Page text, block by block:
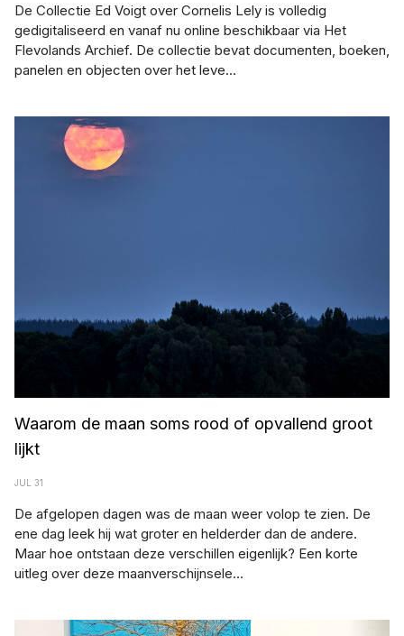
De Collectie Ed Voigt over Cornelis Lely is volledig
gedigitaliseerd en vanaf nu online beschikbaar via Het
Flevolands Archief. De collectie bevat documenten, boeken,
panelen en objecten over het leve...
Foto: Deen Guldemond
Waarom de maan soms rood of opvallend groot
lijkt
JUL 31
De afgelopen dagen was de maan weer volop te zien. De
ene dag leek hij wat groter en helderder dan de andere.
Maar hoe ontstaan deze verschillen eigenlijk? Een korte
uitleg over deze maanverschijnsele...
Sylvia Boonen